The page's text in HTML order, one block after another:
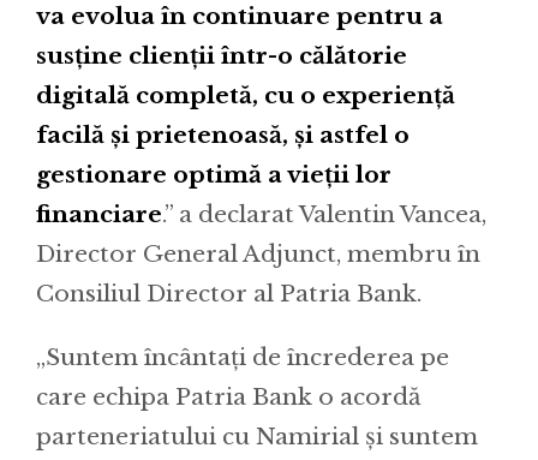
va evolua în continuare pentru a
susține clienții într-o călătorie
digitală completă, cu o experiență
facilă și prietenoasă, și astfel o
gestionare optimă a vieții lor
financiare.” a declarat Valentin Vancea,
Director General Adjunct, membru în
Consiliul Director al Patria Bank.
„Suntem încântați de încrederea pe
care echipa Patria Bank o acordă
parteneriatului cu Namirial și suntem